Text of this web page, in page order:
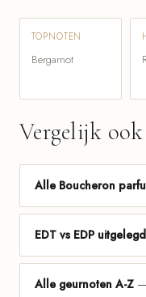
TOPNOTEN
Bergamot
Vergelijk ook
Alle Boucheron
EDT vs EDP uitgelegd
Alle geurnoten A-Z